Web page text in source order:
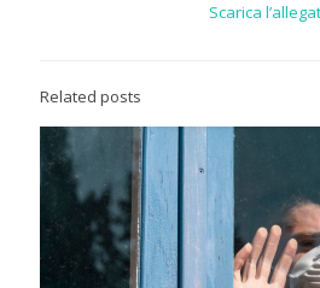
Scarica
Related posts